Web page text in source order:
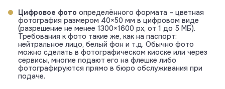
Цифровое фото определённого формата – цветная
фотография размером 40×50 мм в цифровом виде
(разрешение не менее 1300×1600 px, от 1 до 5 МБ).
Требования к фото такие же, как на паспорт:
нейтральное лицо, белый фон и т.д. Обычно фото
можно сделать в фотографическом киоске или через
сервисы, многие подают его на флешке либо
фотографируются прямо в бюро обслуживания при
подаче.